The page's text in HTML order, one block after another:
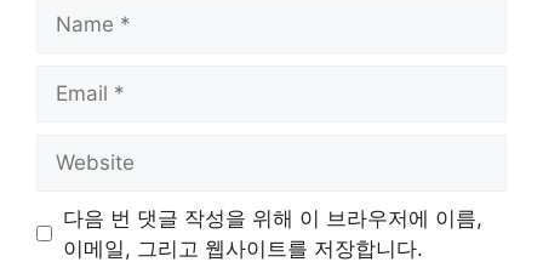
다음 번 댓글 작성을 위해 이 브라우저에 이름,
이메일, 그리고 웹사이트를 저장합니다.